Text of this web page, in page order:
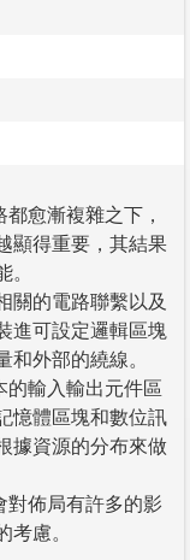
愈漸複雜之下，
顯得重要，其結果
。
關的電路聯繫以及
進可設定邏輯區塊
和外部的繞線。
的輸入輸出元件區
憶體區塊和數位訊
據資源的分布來做
對佈局有許多的影
考慮。